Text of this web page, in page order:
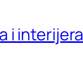
i interijera